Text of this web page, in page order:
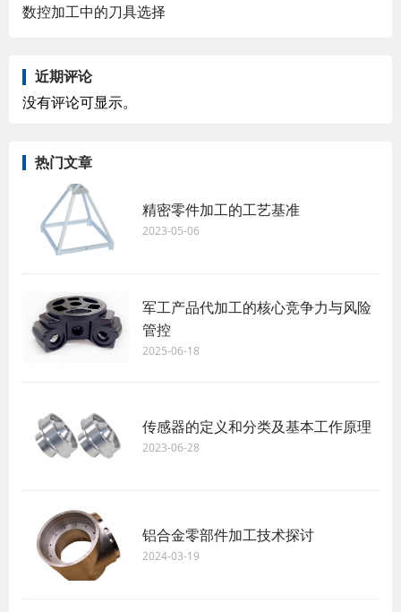
数控加工中的刀具选择
近期评论
没有评论可显示。
热门文章
精密零件加工的工艺基准
2023-05-06
军工产品代加工的核心竞争力与风险
管控
2025-06-18
传感器的定义和分类及基本工作原理
2023-06-28
铝合金零部件加工技术探讨
2024-03-19